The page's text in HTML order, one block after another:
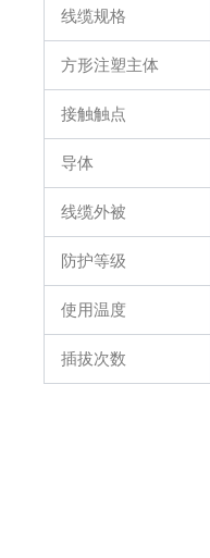
线缆规格
方形注塑主体
接触触点
导体
线缆外被
防护等级
使用温度
插拔次数